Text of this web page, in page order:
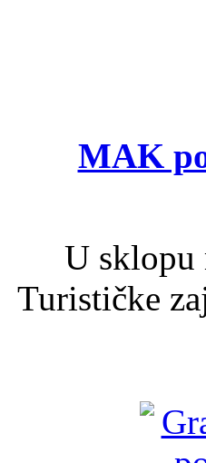
MAK
U sklopu
Turističke